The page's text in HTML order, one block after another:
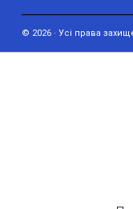
© 2026 · Усі права